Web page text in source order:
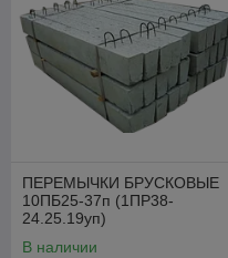
ПЕРЕМЫЧКИ БРУСКОВЫЕ
10ПБ25-37п (1ПР38-
24.25.19уп)
В наличии